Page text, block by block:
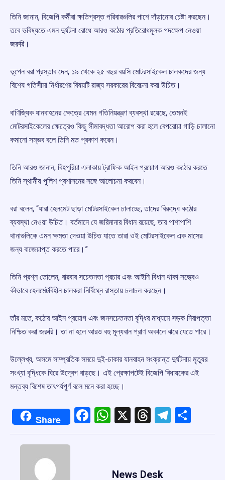
তিনি জানান, বিজেপি কর্মীরা ক্ষতিগ্রস্ত পরিবারগুলির পাশে দাঁড়ানোর চেষ্টা করছেন।
তবে ভবিষ্যতে এমন দুর্ঘটনা রোধে আরও কঠোর প্রতিরোধমূলক পদক্ষেপ নেওয়া
জরুরি।
ভূপেন বরা প্রস্তাব দেন, ১৯ থেকে ২৫ বছর বয়সি মোটরসাইকেল চালকদের জন্য
বিশেষ গতিসীমা নির্ধারণের বিষয়টি রাজ্য সরকারের বিবেচনা করা উচিত।
বাণিজ্যিক যানবাহনের ক্ষেত্রে যেমন গতিনিয়ন্ত্রণ ব্যবস্থা রয়েছে, তেমনই
মোটরসাইকেলের ক্ষেত্রেও কিছু সীমাবদ্ধতা আরোপ করা হলে বেপরোয়া গাড়ি চালানো
কমানো সম্ভব বলে তিনি মত প্রকাশ করেন।
তিনি আরও জানান, বিহপুরিয়া এলাকায় ট্রাফিক আইন প্রয়োগ আরও কঠোর করতে
তিনি স্থানীয় পুলিশ প্রশাসনের সঙ্গে আলোচনা করবেন।
বরা বলেন, “যারা হেলমেট ছাড়া মোটরসাইকেল চালাচ্ছে, তাদের বিরুদ্ধে কঠোর
ব্যবস্থা নেওয়া উচিত। বর্তমানে যে জরিমানার বিধান রয়েছে, তার পাশাপাশি
থানাগুলিকে এমন ক্ষমতা দেওয়া উচিত যাতে তারা ওই মোটরসাইকেল এক মাসের
জন্য বাজেয়াপ্ত করতে পারে।”
তিনি প্রশ্ন তোলেন, বারবার সচেতনতা প্রচার এবং আইনি বিধান থাকা সত্ত্বেও
কীভাবে হেলমেটবিহীন চালকরা নির্বিঘ্নে রাস্তায় চলাচল করছেন।
তাঁর মতে, কঠোর আইন প্রয়োগ এবং জনসচেতনতা বৃদ্ধির মাধ্যমে সড়ক নিরাপত্তা
নিশ্চিত করা জরুরি। তা না হলে আরও বহু মূল্যবান প্রাণ অকালে ঝরে যেতে পারে।
উল্লেখ্য, অসমে সাম্প্রতিক সময়ে দুই-চাকার যানবাহন সংক্রান্ত দুর্ঘটনায় মৃত্যুর
সংখ্যা বৃদ্ধিকে ঘিরে উদ্বেগ বাড়ছে। এই প্রেক্ষাপটেই বিজেপি বিধায়কের এই
মন্তব্য বিশেষ তাৎপর্যপূর্ণ বলে মনে করা হচ্ছে।
Share Facebook
WhatsApp
X Threads
News Desk